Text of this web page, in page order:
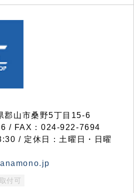
山市桑野5丁目15-6
/ FAX：024-922-7694
/ 定休日：土曜日・日曜
付可